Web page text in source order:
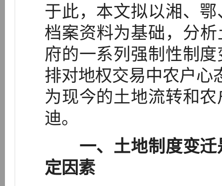
于此，本文拟以湘、
档案资料为基础，分
府的一系列强制性制
排对地权交易中农户
为现今的土地流转和
迪。
一、土地制度变
定因素